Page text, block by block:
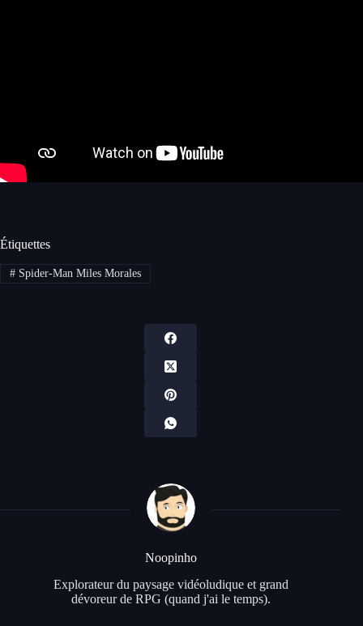
Étiquettes
#Spider-Man Miles Morales
Noopinho
Explorateur du paysage vidéoludique et grand
dévoreur de RPG (quand j'ai le temps).